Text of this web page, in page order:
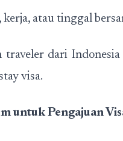
atau tinggal
traveler dari
visa.
untuk Pengajuan